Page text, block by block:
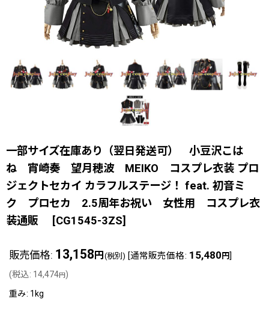
一部サイズ在庫あり（翌日発送可） 小豆沢こは
ね 宵崎奏 望月穂波 MEIKO コスプレ衣装 プロ
ジェクトセカイ カラフルステージ！ feat. 初音ミ
ク プロセカ 2.5周年お祝い 女性用 コスプレ衣
装通販
[CG1545-3ZS]
販売価格: 13,158 円 (税別) [通常販売価格: 15,480 円]
(税込: 14,474円)
重み: 1kg